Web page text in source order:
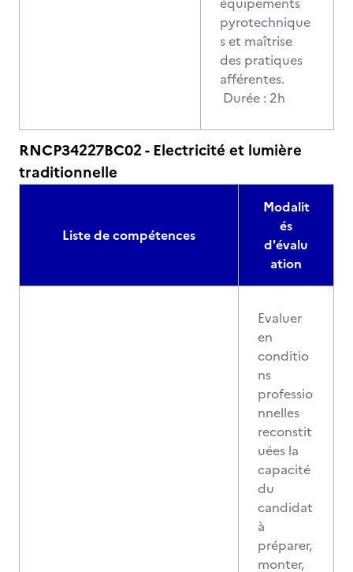
pyrotechnique
s et maîtrise
des pratiques
afférentes.
Durée : 2h
RNCP34227BC02 - Electricité et lumière
traditionnelle
Liste de compétences
Modalit
és
d'évalu
ation
Evaluer
en
conditio
ns
professio
nnelles
reconstit
uées la
capacité
du
candidat
à
préparer,
monter,